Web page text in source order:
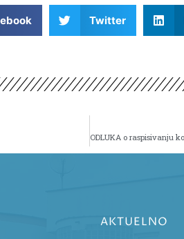
Twitter
AKTUELNO